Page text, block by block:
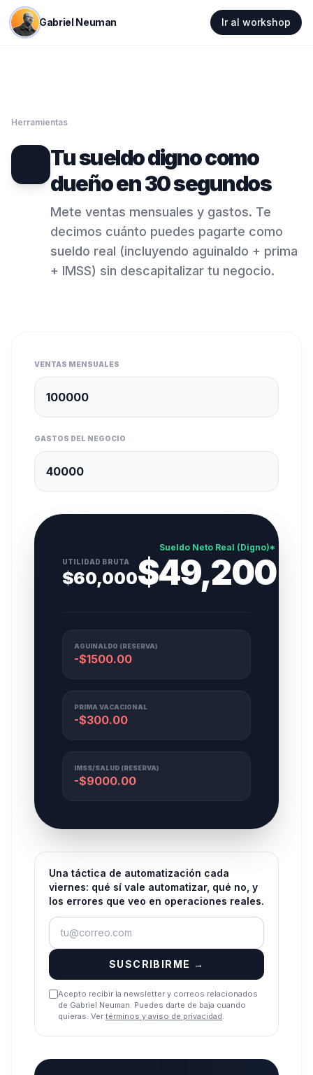
Gabriel Neuman Ir al workshop
Herramientas
Tu sueldo digno como
dueño en 30 segundos
Mete ventas mensuales y gastos. Te
decimos cuánto puedes pagarte como
sueldo real (incluyendo aguinaldo + prima
+ IMSS) sin descapitalizar tu negocio.
VENTAS MENSUALES
GASTOS DEL NEGOCIO
UTILIDAD BRUTA
$60,000
Sueldo Neto Real (Digno)*
$49,200
AGUINALDO (RESERVA)
-$1500.00
PRIMA VACACIONAL
-$300.00
IMSS/SALUD (RESERVA)
-$9000.00
Una táctica de automatización cada
viernes: qué sí vale automatizar, qué no, y
los errores que veo en operaciones reales.
SUSCRIBIRME →
Acepto recibir la newsletter y correos relacionados
de Gabriel Neuman. Puedes darte de baja cuando
quieras. Ver términos y aviso de privacidad.